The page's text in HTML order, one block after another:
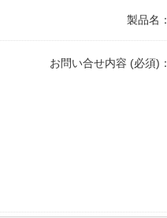
製品名：
お問い合せ内容 (必須)：